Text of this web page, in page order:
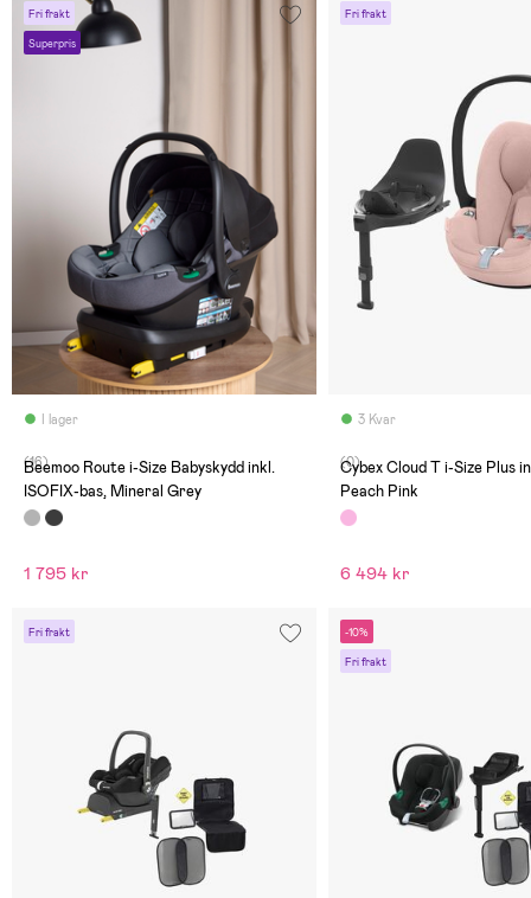
Fri frakt
Superpris
I lager
(16)
Beemoo Route i-Size Babyskydd inkl.
ISOFIX-bas, Mineral Grey
1 795 kr
Fri frakt
3 Kvar
(0)
Cybex Cloud T i-Size Plus
Peach Pink
6 494 kr
Fri frakt -10%
Fri frakt